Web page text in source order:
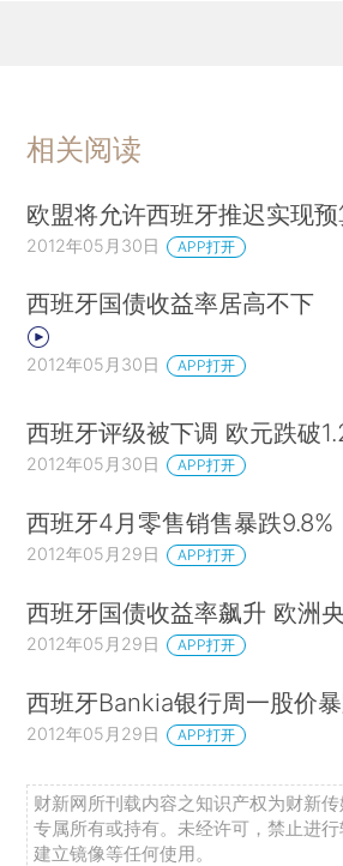
相关阅读
欧盟将允许西班牙推迟实现
2012年05月30日 APP打开
西班牙国债收益率居高不下
2012年05月30日 APP打开
西班牙评级被下调 欧元跌破
2012年05月30日 APP打开
西班牙4月零售销售暴跌9.8%
2012年05月29日 APP打开
西班牙国债收益率飙升 欧洲
2012年05月29日 APP打开
西班牙Bankia银行周一股价
2012年05月29日 APP打开
财新网所刊载内容之知识产权为财新
专属所有或持有。未经许可，禁止进
建立镜像等任何使用。